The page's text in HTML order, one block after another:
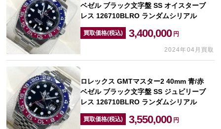
ベゼル ブラック文字盤 SS オイスターブ
レス 126710BLRO ランダムシリアル
買取価格(税込) 3,400,000 円
2024年04月買取
ロレックス GMTマスター2 40mm 青/赤
ベゼル ブラック文字盤 SS ジュビリーブ
レス 126710BLRO ランダムシリアル
買取価格(税込) 3,550,000 円